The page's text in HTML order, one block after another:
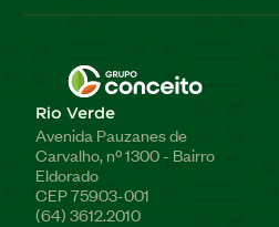
Rio Verde
Avenida Pauzanes de
Carvalho, nº 1300 - Bairro
Eldorado
CEP 75903-001
(64) 3612.2010